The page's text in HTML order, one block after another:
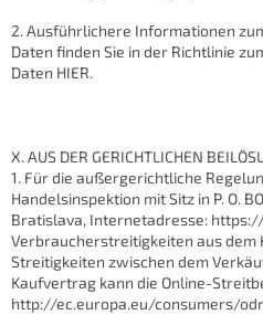
2. Ausführlichere Informationen
Daten finden Sie in der Richtlinie
Daten HIER.
X. AUS DER GERICHTLICHEN
1. Für die außergerichtliche
Handelsinspektion mit Sitz in P. O.
Bratislava, Internetadresse:
Verbraucherstreitigkeiten aus dem
Streitigkeiten zwischen dem
Kaufvertrag kann die Online-
http://ec.europa.eu/consumers/